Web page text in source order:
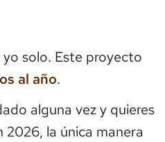
solo. Este proyecto
al año.
alguna vez y quieres
2026, la única manera